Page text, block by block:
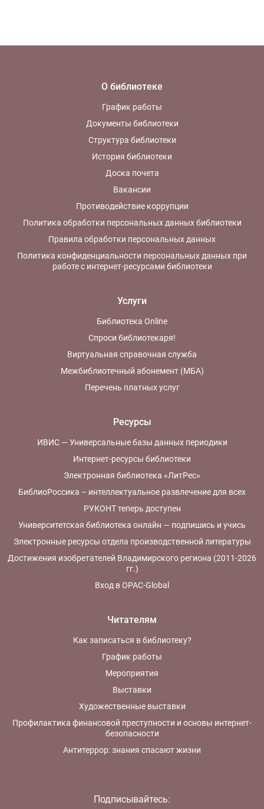
О библиотеке
График работы
Документы библиотеки
Структура библиотеки
История библиотеки
Доска почета
Вакансии
Противодействие коррупции
Политика обработки персональных данных библиотеки
Правила обработки персональных данных
Политика конфиденциальности персональных данных при
работе с интернет-ресурсами библиотеки
Услуги
Библиотека Online
Спроси библиотекаря!
Виртуальная справочная служба
Межбиблиотечный абонемент (МБА)
Перечень платных услуг
Ресурсы
ИВИС — Универсальные базы данных периодики
Интернет-ресурсы библиотеки
Электронная библиотека «ЛитРес»
БиблиоРоссика – интеллектуальное развлечение для всех
РУКОНТ теперь доступен
Университетская библиотека онлайн — подпишись и учись
Электронные ресурсы отдела производственной литературы
Достижения изобретателей Владимирского региона (2011-2026
гг.)
Вход в OPAC-Global
Читателям
Как записаться в библиотеку?
График работы
Мероприятия
Выставки
Художественные выставки
Профилактика финансовой преступности и основы интернет-
безопасности
Антитеррор: знания спасают жизни
Подписывайтесь: